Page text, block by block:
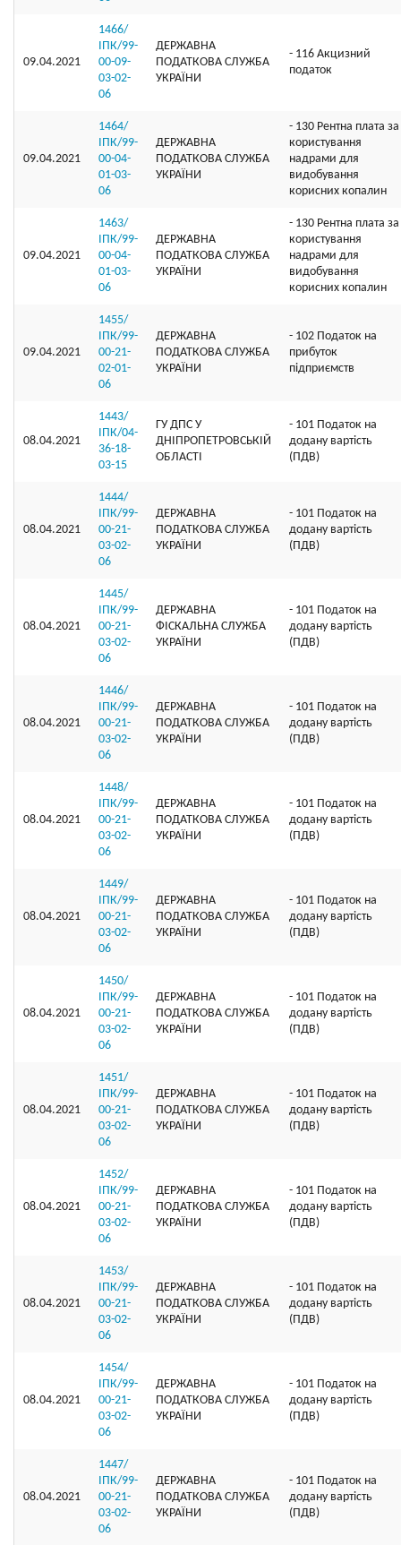
09.04.2021
1466/
ІПК/99-
00-09-
03-02-
06
ДЕРЖАВНА
ПОДАТКОВА СЛУЖБА
УКРАЇНИ
- 116 Акцизний
податок
09.04.2021
1464/
ІПК/99-
00-04-
01-03-
06
ДЕРЖАВНА
ПОДАТКОВА СЛУЖБА
УКРАЇНИ
- 130 Рентна плата за
користування
надрами для
видобування
корисних копалин
09.04.2021
1463/
ІПК/99-
00-04-
01-03-
06
ДЕРЖАВНА
ПОДАТКОВА СЛУЖБА
УКРАЇНИ
- 130 Рентна плата за
користування
надрами для
видобування
корисних копалин
09.04.2021
1455/
ІПК/99-
00-21-
02-01-
06
ДЕРЖАВНА
ПОДАТКОВА СЛУЖБА
УКРАЇНИ
- 102 Податок на
прибуток
підприємств
08.04.2021
1443/
ІПК/04-
36-18-
03-15
ГУ ДПС У
ДНІПРОПЕТРОВСЬКІЙ
ОБЛАСТІ
- 101 Податок на
додану вартість
(ПДВ)
08.04.2021
1444/
ІПК/99-
00-21-
03-02-
06
ДЕРЖАВНА
ПОДАТКОВА СЛУЖБА
УКРАЇНИ
- 101 Податок на
додану вартість
(ПДВ)
08.04.2021
1445/
ІПК/99-
00-21-
03-02-
06
ДЕРЖАВНА
ФІСКАЛЬНА СЛУЖБА
УКРАЇНИ
- 101 Податок на
додану вартість
(ПДВ)
08.04.2021
1446/
ІПК/99-
00-21-
03-02-
06
ДЕРЖАВНА
ПОДАТКОВА СЛУЖБА
УКРАЇНИ
- 101 Податок на
додану вартість
(ПДВ)
08.04.2021
1448/
ІПК/99-
00-21-
03-02-
06
ДЕРЖАВНА
ПОДАТКОВА СЛУЖБА
УКРАЇНИ
- 101 Податок на
додану вартість
(ПДВ)
08.04.2021
1449/
ІПК/99-
00-21-
03-02-
06
ДЕРЖАВНА
ПОДАТКОВА СЛУЖБА
УКРАЇНИ
- 101 Податок на
додану вартість
(ПДВ)
08.04.2021
1450/
ІПК/99-
00-21-
03-02-
06
ДЕРЖАВНА
ПОДАТКОВА СЛУЖБА
УКРАЇНИ
- 101 Податок на
додану вартість
(ПДВ)
08.04.2021
1451/
ІПК/99-
00-21-
03-02-
06
ДЕРЖАВНА
ПОДАТКОВА СЛУЖБА
УКРАЇНИ
- 101 Податок на
додану вартість
(ПДВ)
08.04.2021
1452/
ІПК/99-
00-21-
03-02-
06
ДЕРЖАВНА
ПОДАТКОВА СЛУЖБА
УКРАЇНИ
- 101 Податок на
додану вартість
(ПДВ)
08.04.2021
1453/
ІПК/99-
00-21-
03-02-
06
ДЕРЖАВНА
ПОДАТКОВА СЛУЖБА
УКРАЇНИ
- 101 Податок на
додану вартість
(ПДВ)
08.04.2021
1454/
ІПК/99-
00-21-
03-02-
06
ДЕРЖАВНА
ПОДАТКОВА СЛУЖБА
УКРАЇНИ
- 101 Податок на
додану вартість
(ПДВ)
08.04.2021
1447/
ІПК/99-
00-21-
03-02-
06
ДЕРЖАВНА
ПОДАТКОВА СЛУЖБА
УКРАЇНИ
- 101 Податок на
додану вартість
(ПДВ)